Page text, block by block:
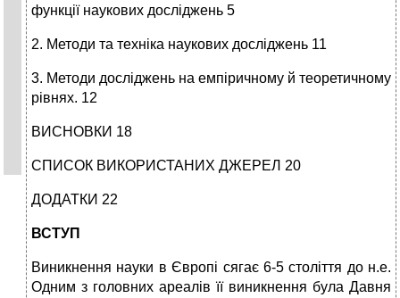
функції наукових досліджень 5
2. Методи та техніка наукових досліджень 11
3. Методи досліджень на емпіричному й теоретичному
рівнях. 12
ВИСНОВКИ 18
СПИСОК ВИКОРИСТАНИХ ДЖЕРЕЛ 20
ДОДАТКИ 22
ВСТУП
Виникнення науки в Європі сягає 6-5 століття до н.е.
Одним з головних ареалів її виникнення була Давня